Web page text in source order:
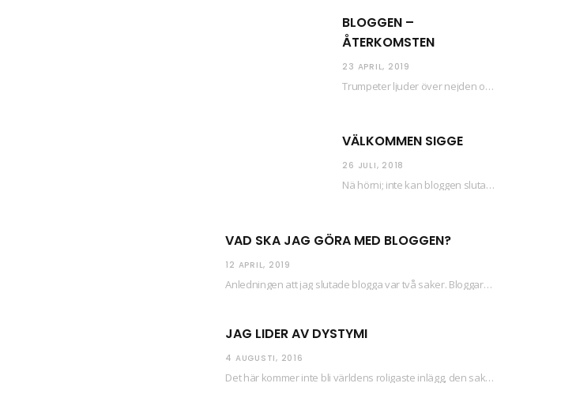
BLOGGEN –
ÅTERKOMSTEN
23 APRIL, 2019
Trumpeter ljuder över nejden och konfetti regnar längsmed husfasaderna – FREDEN ÄR HÄR! Eller ahem.…
VÄLKOMMEN SIGGE
26 JULI, 2018
Nä hörni; inte kan bloggen sluta (eftersom jag så sällan uppdaterar skiten) i sånt supermoll.…
VAD SKA JAG GÖRA MED BLOGGEN?
12 APRIL, 2019
Anledningen att jag slutade blogga var två saker. Bloggaren Daniel skrev ut checkar som personen…
JAG LIDER AV DYSTYMI
4 AUGUSTI, 2016
Det här kommer inte bli världens roligaste inlägg, den saken kan ni räkna med. Det…